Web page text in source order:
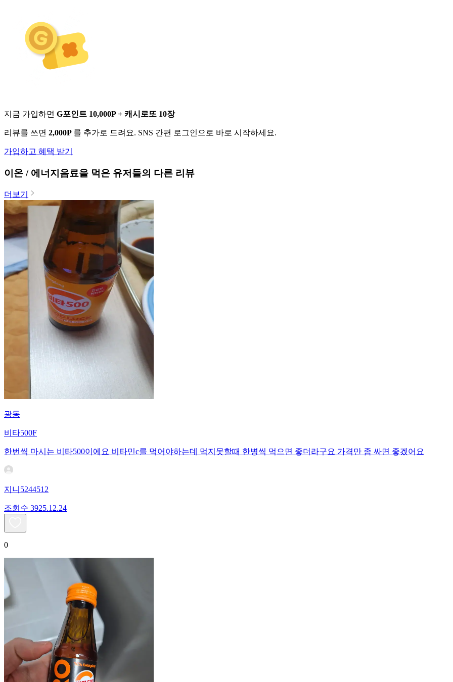
지금 가입하면 G포인트 10,000P + 캐시로또 10장
리뷰를 쓰면 2,000P 를 추가로 드려요. SNS 간편 로그인으로 바로 시작하세요.
가입하고 혜택 받기
이온 / 에너지음료을 먹은 유저들의 다른 리뷰
더보기
광동
비타500F
한번씩 마시는 비타500이에요 비타민c를 먹어야하는데 먹지못할때 한병씩 먹으면 좋더라구요 가격만 좀 싸면 좋겠어요
지니5244512
조회수 3925.12.24
0